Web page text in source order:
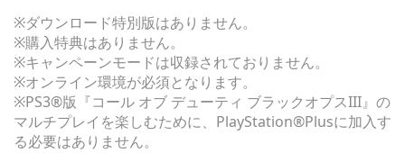
※ダウンロード特別版はありません。
※購入特典はありません。
※キャンペーンモードは収録されておりません。
※オンライン環境が必須となります。
※PS3®版『コール オブ デューティ ブラックオプスIII』の
マルチプレイを楽しむために、PlayStation®Plusに加入す
る必要はありません。